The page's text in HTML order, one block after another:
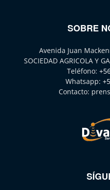
SOBRE
Avenida Juan
SOCIEDAD AGRICOLA Y
Teléfono:
Whatsapp:
Contacto: